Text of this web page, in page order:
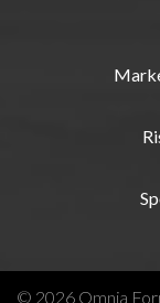
© 2026 Omnia